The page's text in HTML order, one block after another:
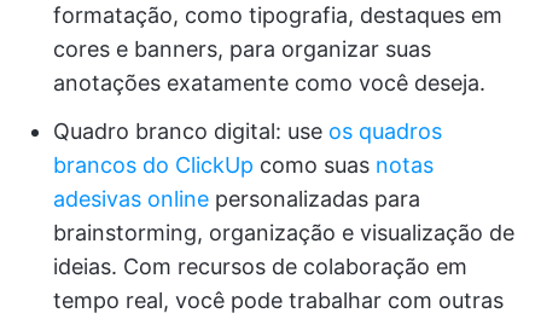
formatação, como tipografia, destaques em
cores e banners, para organizar suas
anotações exatamente como você deseja.
Quadro branco digital: use os quadros
brancos do ClickUp como suas notas
adesivas online personalizadas para
brainstorming, organização e visualização de
ideias. Com recursos de colaboração em
tempo real, você pode trabalhar com outras